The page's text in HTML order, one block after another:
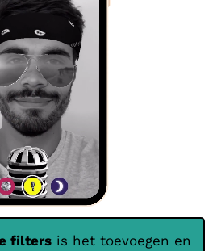
filtersis het toevoegen en